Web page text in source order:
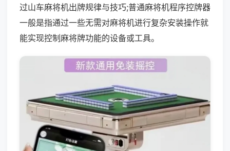
过山车麻将机出牌规律与技巧;普通麻将机程序控牌器
一般是指通过一些无需对麻将机进行复杂安装操作就
能实现控制麻将牌功能的设备或工具。